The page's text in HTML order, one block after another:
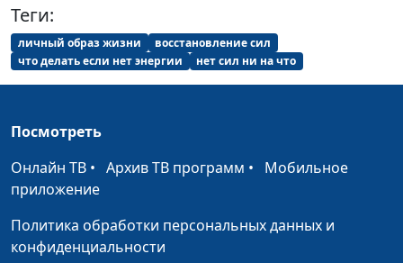
Что такое женственность?
Парфенова
Как поверить в себя, если
опустились руки?
Вилина
Как принимать решения:
Как найти свое предназначение?
Рискнуть или потерять шанс?
Теги:
личный образ жизни
восстановление сил
что делать если нет энергии
нет сил ни на что
Посмотреть
Онлайн ТВ • Архив ТВ программ • Мобильное
приложение
Политика обработки персональных данных и
конфиденциальности